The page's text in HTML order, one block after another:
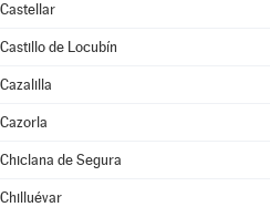
Castellar
Castillo de Locubín
Cazalilla
Cazorla
Chiclana de Segura
Chilluévar